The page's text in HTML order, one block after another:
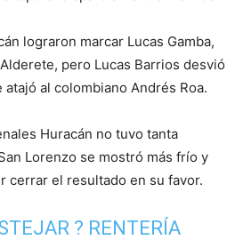
lograron marcar Lucas Gamba,
pero Lucas Barrios desvió
al colombiano Andrés Roa.
Huracán no tuvo tanta
Lorenzo se mostró más frío y
cerrar el resultado en su favor.
? RENTERÍA